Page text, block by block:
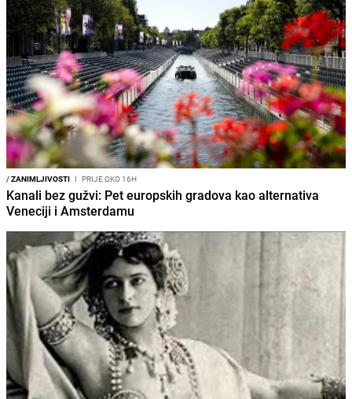
/ZANIMLJIVOSTI I PRIJE OKO 16H
Kanali bez gužvi: Pet europskih gradova kao alternativa
Veneciji i Amsterdamu